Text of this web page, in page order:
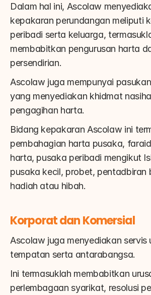
Dalam hal ini, Ascolaw
kepakaran perundangan meliputi
peribadi serta keluarga,
membabitkan pengurusan harta
persendirian.
Ascolaw juga mempunyai
yang menyediakan khidmat
pengagihan harta.
Bidang kepakaran Ascolaw ini
pembahagian harta pusaka,
harta, pusaka peribadi mengikut
pusaka kecil, probet, pentadbiran
hadiah atau hibah.
Korporat dan Komersial
Ascolaw juga menyediakan servis
tempatan serta antarabangsa.
Ini termasuklah membabitkan
perlembagaan syarikat, resolusi